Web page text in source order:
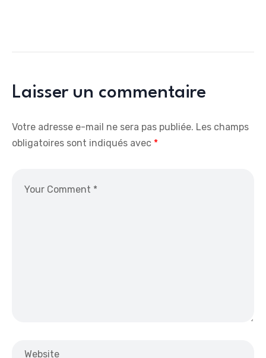
Laisser un commentaire
Votre adresse e-mail ne sera pas publiée. Les champs
obligatoires sont indiqués avec *